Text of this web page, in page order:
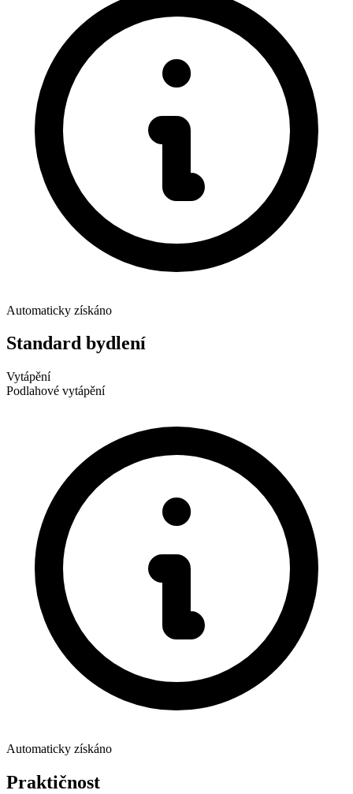
Automaticky získáno
Standard bydlení
Vytápění
Podlahové vytápění
Automaticky získáno
Praktičnost